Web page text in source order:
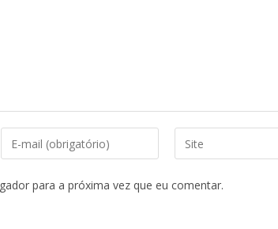
para a próxima vez que eu comentar.